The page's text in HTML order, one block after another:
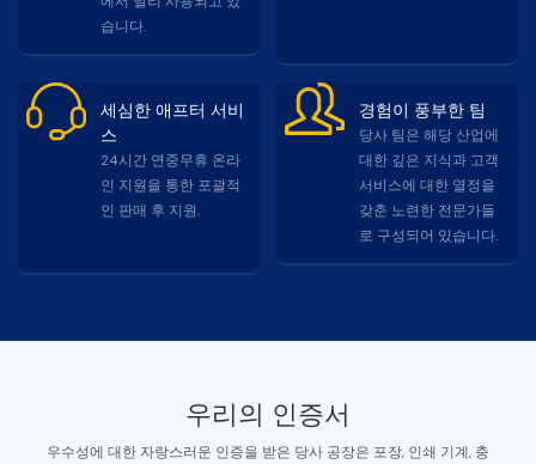
습니다.
세심한 애프터 서비
스
24시간 연중무휴 온라
인 지원을 통한 포괄적
인 판매 후 지원.
경험이 풍부한 팀
당사 팀은 해당 산업에
대한 깊은 지식과 고객
서비스에 대한 열정을
갖춘 노련한 전문가들
로 구성되어 있습니다.
우리의 인증서
우수성에 대한 자랑스러운 인증을 받은 당사 공장은 포장, 인쇄 기계, 충